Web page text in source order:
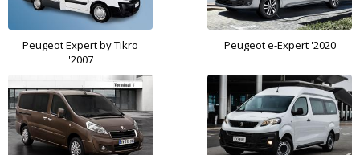
Peugeot Expert by Tikro
'2007
Peugeot e-Expert '2020